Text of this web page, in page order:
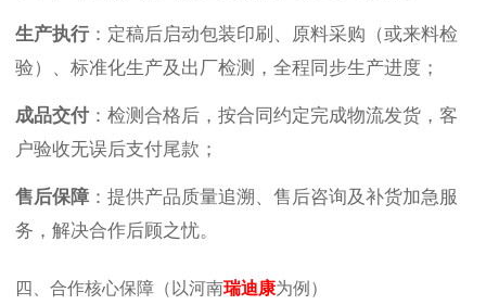
生产执行：定稿后启动包装印刷、原料采购（或来料检
验）、标准化生产及出厂检测，全程同步生产进度；
成品交付 ：检测合格后，按合同约定完成物流发货，客
户验收无误后支付尾款；
售后保障 ：提供产品质量追溯、售后咨询及补货加急服
务，解决合作后顾之忧。
四、合作核心保障（以河南瑞迪康为例）